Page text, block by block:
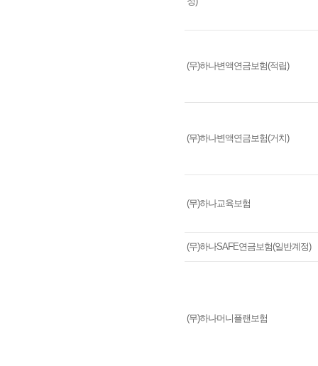
(무)하나변액연금보험(적립)
(무)하나변액연금보험(거치)
(무)하나교육보험
(무)하나SAFE연금보험(일반계정)
(무)하나머니플랜보험